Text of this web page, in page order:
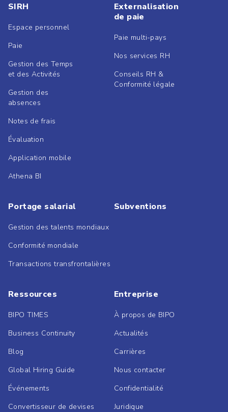
SIRH
Espace personnel
Paie
Gestion des Temps
et des Activités
Gestion des
absences
Notes de frais
Évaluation
Application mobile
Athena BI
Externalisation
de paie
Paie multi-pays
Nos services RH
Conseils RH &
Conformité légale
Portage salarial
Gestion des talents mondiaux
Conformité mondiale
Transactions transfrontalières
Subventions
Ressources
BIPO TIMES
Business Continuity
Blog
Global Hiring Guide
Événements
Convertisseur de devises
Entreprise
À propos de BIPO
Actualités
Carrières
Nous contacter
Confidentialité
Juridique